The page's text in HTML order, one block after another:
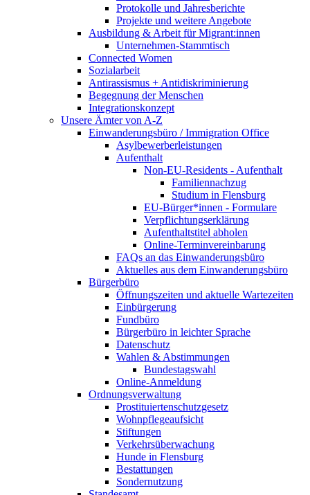
Protokolle und Jahresberichte
Projekte und weitere Angebote
Ausbildung & Arbeit für Migrant:innen
Unternehmen-Stammtisch
Connected Women
Sozialarbeit
Antirassismus + Antidiskriminierung
Begegnung der Menschen
Integrationskonzept
Unsere Ämter von A-Z
Einwanderungsbüro / Immigration Office
Asylbewerberleistungen
Aufenthalt
Non-EU-Residents - Aufenthalt
Familiennachzug
Studium in Flensburg
EU-Bürger*innen - Formulare
Verpflichtungserklärung
Aufenthaltstitel abholen
Online-Terminvereinbarung
FAQs an das Einwanderungsbüro
Aktuelles aus dem Einwanderungsbüro
Bürgerbüro
Öffnungszeiten und aktuelle Wartezeiten
Einbürgerung
Fundbüro
Bürgerbüro in leichter Sprache
Datenschutz
Wahlen & Abstimmungen
Bundestagswahl
Online-Anmeldung
Ordnungsverwaltung
Prostituiertenschutzgesetz
Wohnpflegeaufsicht
Stiftungen
Verkehrsüberwachung
Hunde in Flensburg
Bestattungen
Sondernutzung